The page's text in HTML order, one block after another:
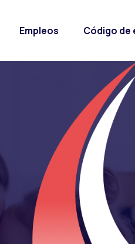
Empleos Código de